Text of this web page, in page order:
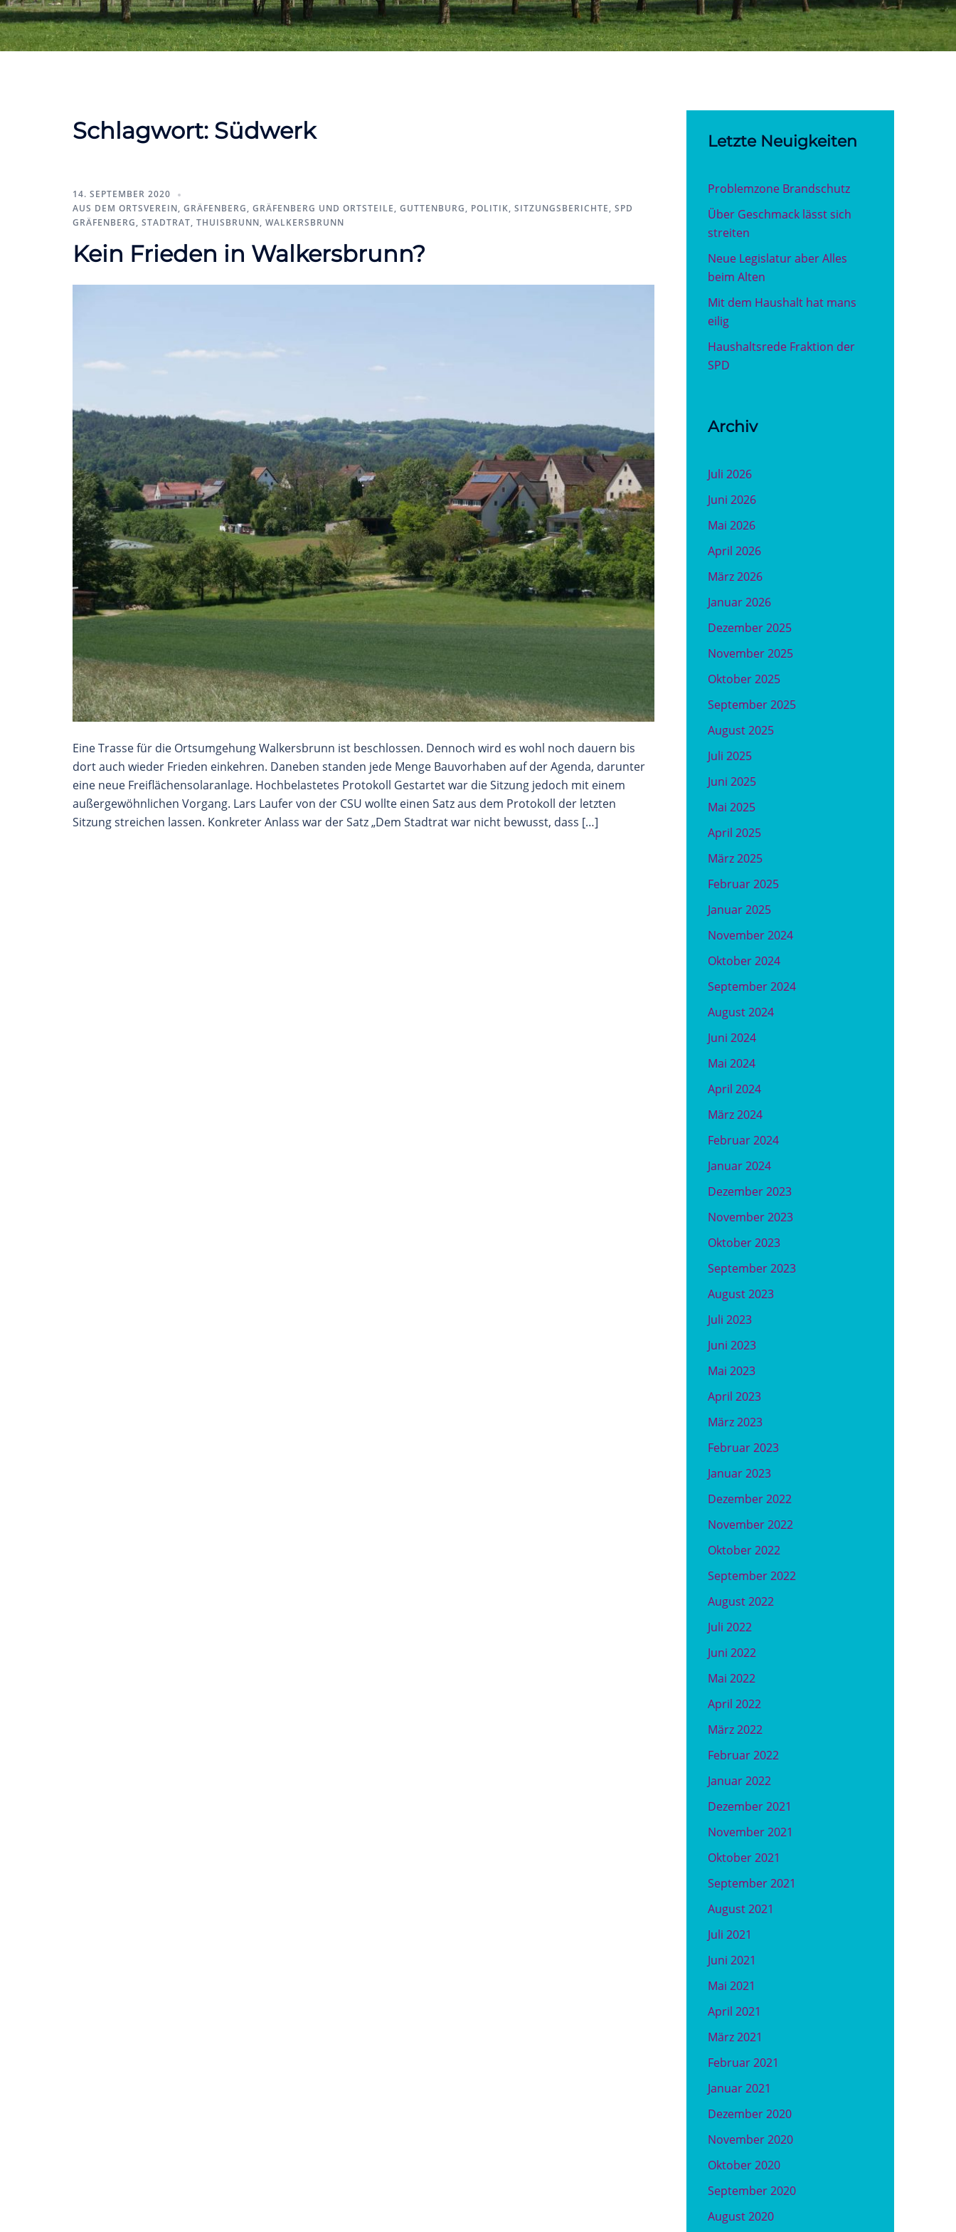
Schlagwort: Südwerk
14. SEPTEMBER 2020
AUS DEM ORTSVEREIN, GRÄFENBERG, GRÄFENBERG UND ORTSTEILE, GUTTENBURG, POLITIK, SITZUNGSBERICHTE, SPD
GRÄFENBERG, STADTRAT, THUISBRUNN, WALKERSBRUNN
Kein Frieden in Walkersbrunn?
Eine Trasse für die Ortsumgehung Walkersbrunn ist beschlossen. Dennoch wird es wohl noch dauern bis
dort auch wieder Frieden einkehren. Daneben standen jede Menge Bauvorhaben auf der Agenda, darunter
eine neue Freiflächensolaranlage. Hochbelastetes Protokoll Gestartet war die Sitzung jedoch mit einem
außergewöhnlichen Vorgang. Lars Laufer von der CSU wollte einen Satz aus dem Protokoll der letzten
Sitzung streichen lassen. Konkreter Anlass war der Satz „Dem Stadtrat war nicht bewusst, dass […]
Letzte Neuigkeiten
Problemzone Brandschutz
Über Geschmack lässt sich
streiten
Neue Legislatur aber Alles
beim Alten
Mit dem Haushalt hat mans
eilig
Haushaltsrede Fraktion der
SPD
Archiv
Juli 2026
Juni 2026
Mai 2026
April 2026
März 2026
Januar 2026
Dezember 2025
November 2025
Oktober 2025
September 2025
August 2025
Juli 2025
Juni 2025
Mai 2025
April 2025
März 2025
Februar 2025
Januar 2025
November 2024
Oktober 2024
September 2024
August 2024
Juni 2024
Mai 2024
April 2024
März 2024
Februar 2024
Januar 2024
Dezember 2023
November 2023
Oktober 2023
September 2023
August 2023
Juli 2023
Juni 2023
Mai 2023
April 2023
März 2023
Februar 2023
Januar 2023
Dezember 2022
November 2022
Oktober 2022
September 2022
August 2022
Juli 2022
Juni 2022
Mai 2022
April 2022
März 2022
Februar 2022
Januar 2022
Dezember 2021
November 2021
Oktober 2021
September 2021
August 2021
Juli 2021
Juni 2021
Mai 2021
April 2021
März 2021
Februar 2021
Januar 2021
Dezember 2020
November 2020
Oktober 2020
September 2020
August 2020